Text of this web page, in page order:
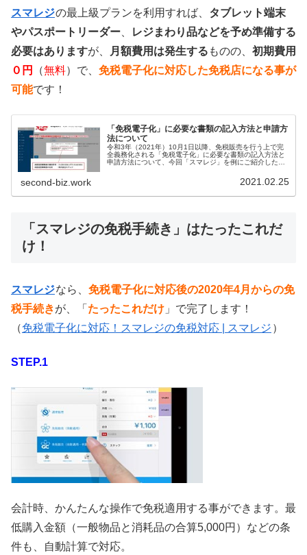
スマレジの最上級プランを利用すれば、 タブレット端末
やパスポートリーダー
レジまわり品などを予め準備する
必要はありますが、 月額費用は発生する ものの、 初期費用
０円
（無料）で、 免税電子化に対応した免税店になる事が
可能です！
「免税電子化」に必要な書類の記入方法と申請方
法について
令和3年（2021年）10月1日以降、免税販売を行う上で完
全義務化される「免税電子化」に必要な書類の記入方法と
申請方法について、今回「スマレジ」を例にご紹介したい
second-biz.work 2021.02.25
「スマレジの免税手続き」はたったこれだ
け！
スマレジなら、 免税電子化に対応後の2020年4月からの免
税手続きが、「 たったこれだけ 」で完了します！
（免税電子化に対応！スマレジの免税対応 | スマレジ ）
STEP.1
会計時、かんたんな操作で免税適用する事ができます。最
低購入金額（一般物品と消耗品の合算5,000円）などの条
件も、自動計算で対応。